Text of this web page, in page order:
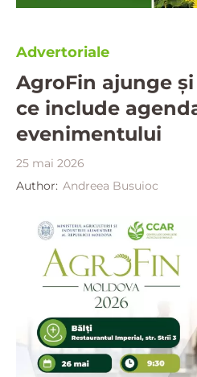
Advertoriale
AgroFin ajunge
ce include
evenimentului
25 mai 2026
Author: Andreea Busuioc